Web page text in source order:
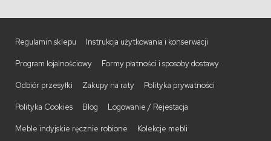
Regulamin sklepu Instrukcja użytkowania i konserwacji
Program lojalnościowy Formy płatności i sposoby dostawy
Odbiór przesyłki Zakupy na raty Polityka prywatności
Polityka Cookies Blog Logowanie / Rejestacja
Meble indyjskie ręcznie robione Kolekcje mebli